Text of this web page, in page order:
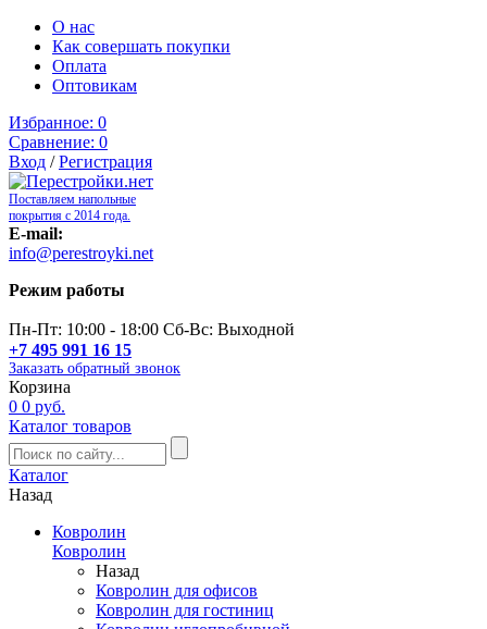
О нас
Как совершать покупки
Оплата
Оптовикам
Избранное: 0
Сравнение: 0
Вход /Регистрация
Поставляем напольные
покрытия с 2014 года.
E-mail:
info@perestroyki.net
Режим работы
Пн-Пт: 10:00 - 18:00 Сб-Вс: Выходной
+7 495 991 16 15
Заказать обратный звонок
Корзина
0 0 руб.
Каталог товаров
Каталог
Назад
Ковролин
Ковролин
Назад
Ковролин для офисов
Ковролин для гостиниц